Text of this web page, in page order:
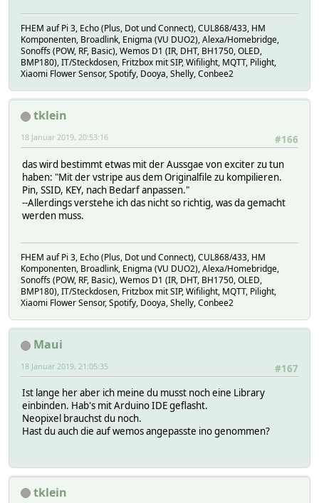
^
exit status 1
'stripe_setup' was not declared in this scope
uint16_t rainbowColor=0;
void setup() {
// Open serial communications and wait for port to open:
Serial.begin(9600);
while (!Serial) {
; // wait for serial port to connect. Needed for
}
Serial.println(F("Booting"));
// Initialize all pixels to 'off'
stripe_setup();
Serial.print("Connecting to ");
Serial.println(ssid);
WiFi.begin(ssid, password);
while (WiFi.status() != WL_CONNECTED) {
delay(500);
}
Serial.println("");
Serial.println("WiFi connected");
Serial.println("IP address: ");
Serial.println(WiFi.localIP());
}
// request receive loop
FHEM auf Pi 3, Echo (Plus, Dot und Connect), CUL868/433, HM
Komponenten, Broadlink, Enigma (VU DUO2), Alexa/Homebridge,
Sonoffs (POW, RF, Basic), Wemos D1 (IR, DHT, BH1750, OLED,
BMP180), IT/Steckdosen, Fritzbox mit SIP, Wifilight, MQTT, Pilight,
Xiaomi Flower Sensor, Spotify, Dooya, Shelly, Conbee2
tklein
#166
18 Januar 2019, 20:53:16
das wird bestimmt etwas mit der Aussgae von exciter zu tun
haben: "Mit der vstripe aus dem Originalfile zu kompilieren.
Pin, SSID, KEY, nach Bedarf anpassen."
--Allerdings verstehe ich das nicht so richtig, was da gemacht
werden muss.
FHEM auf Pi 3, Echo (Plus, Dot und Connect), CUL868/433, HM
Komponenten, Broadlink, Enigma (VU DUO2), Alexa/Homebridge,
Sonoffs (POW, RF, Basic), Wemos D1 (IR, DHT, BH1750, OLED,
BMP180), IT/Steckdosen, Fritzbox mit SIP, Wifilight, MQTT, Pilight,
Xiaomi Flower Sensor, Spotify, Dooya, Shelly, Conbee2
Maui
#167
18 Januar 2019, 21:05:35
Ist lange her aber ich meine du musst noch eine Library
einbinden. Hab's mit Arduino IDE geflasht.
Neopixel brauchst du noch.
Hast du auch die auf wemos angepasste ino genommen?
tklein